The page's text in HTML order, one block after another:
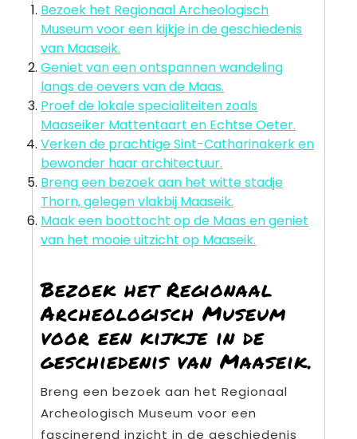
Bezoek het Regionaal Archeologisch
Museum voor een kijkje in de geschiedenis
van Maaseik.
Geniet van een ontspannen wandeling
langs de oevers van de Maas.
Proef de lokale specialiteiten zoals
Maaseiker Mattentaart en Echtse Oeter.
Verken de prachtige Sint-Catharinakerk en
bewonder haar architectuur.
Breng een bezoek aan het witte stadje
Thorn, gelegen vlakbij Maaseik.
Maak een boottocht op de Maas en geniet
van het mooie uitzicht op Maaseik.
Bezoek het Regionaal
Archeologisch Museum
voor een kijkje in de
geschiedenis van Maaseik.
Breng een bezoek aan het Regionaal
Archeologisch Museum voor een
fascinerend inzicht in de geschiedenis